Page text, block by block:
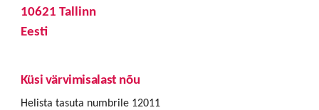
10621 Tallinn
Eesti
Küsi värvimisalast nõu
Helista tasuta numbrile 12011